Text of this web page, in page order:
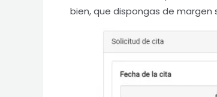
bien, que dispongas de